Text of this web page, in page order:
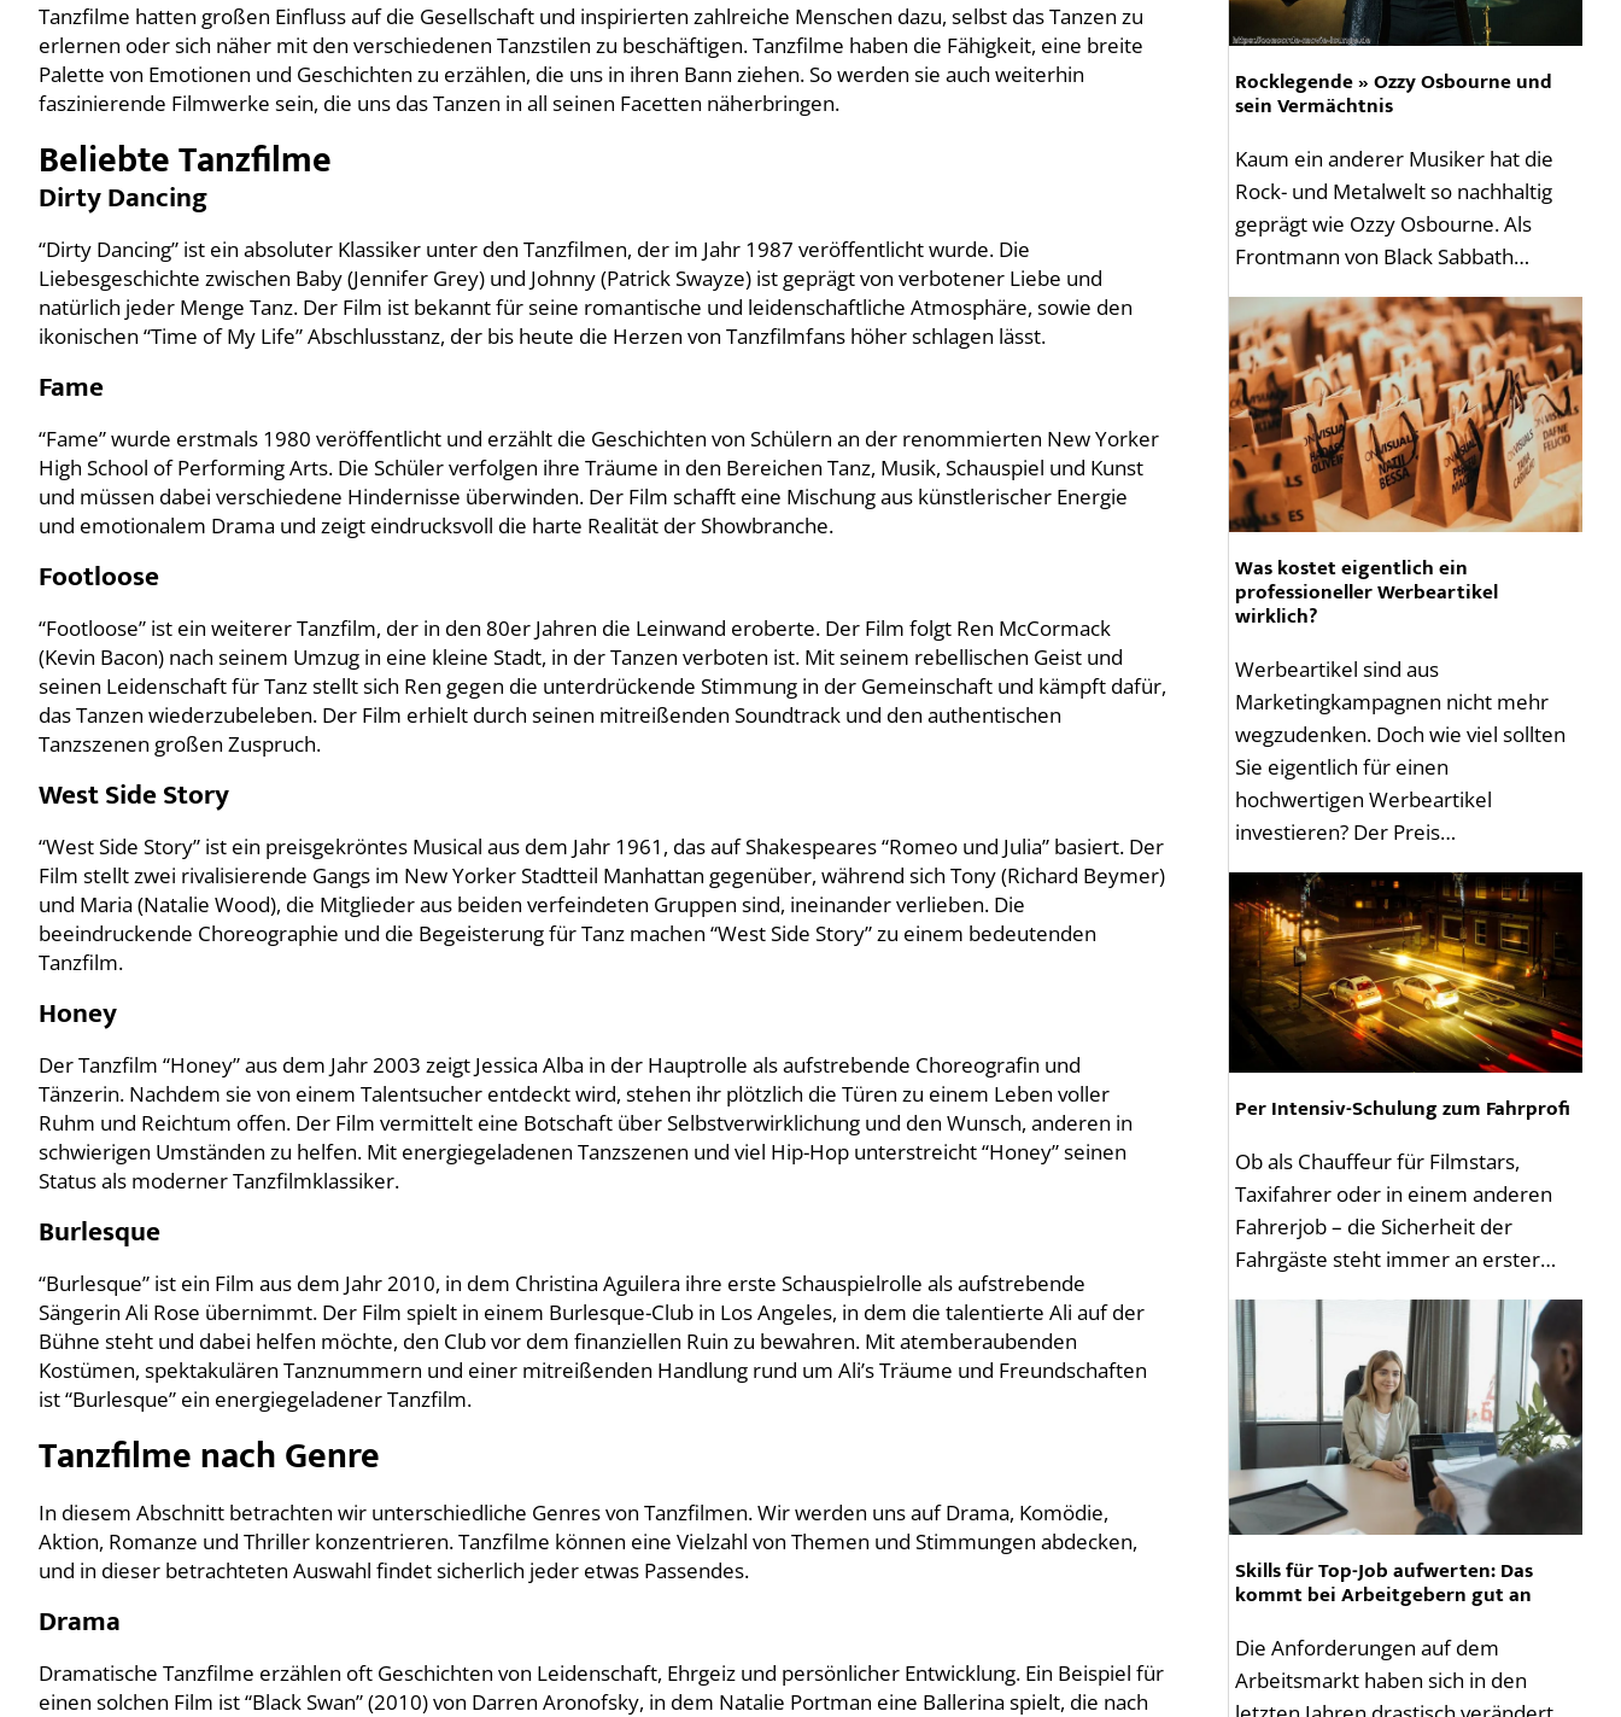
Tanzfilme hatten großen Einfluss auf die Gesellschaft und inspirierten zahlreiche Menschen dazu, selbst das Tanzen zu
erlernen oder sich näher mit den verschiedenen Tanzstilen zu beschäftigen. Tanzfilme haben die Fähigkeit, eine breite
Palette von Emotionen und Geschichten zu erzählen, die uns in ihren Bann ziehen. So werden sie auch weiterhin
faszinierende Filmwerke sein, die uns das Tanzen in all seinen Facetten näherbringen.
Beliebte Tanzfilme
Dirty Dancing
“Dirty Dancing” ist ein absoluter Klassiker unter den Tanzfilmen, der im Jahr 1987 veröffentlicht wurde. Die
Liebesgeschichte zwischen Baby (Jennifer Grey) und Johnny (Patrick Swayze) ist geprägt von verbotener Liebe und
natürlich jeder Menge Tanz. Der Film ist bekannt für seine romantische und leidenschaftliche Atmosphäre, sowie den
ikonischen “Time of My Life” Abschlusstanz, der bis heute die Herzen von Tanzfilmfans höher schlagen lässt.
Fame
“Fame” wurde erstmals 1980 veröffentlicht und erzählt die Geschichten von Schülern an der renommierten New Yorker
High School of Performing Arts. Die Schüler verfolgen ihre Träume in den Bereichen Tanz, Musik, Schauspiel und Kunst
und müssen dabei verschiedene Hindernisse überwinden. Der Film schafft eine Mischung aus künstlerischer Energie
und emotionalem Drama und zeigt eindrucksvoll die harte Realität der Showbranche.
Footloose
“Footloose” ist ein weiterer Tanzfilm, der in den 80er Jahren die Leinwand eroberte. Der Film folgt Ren McCormack
(Kevin Bacon) nach seinem Umzug in eine kleine Stadt, in der Tanzen verboten ist. Mit seinem rebellischen Geist und
seinen Leidenschaft für Tanz stellt sich Ren gegen die unterdrückende Stimmung in der Gemeinschaft und kämpft dafür,
das Tanzen wiederzubeleben. Der Film erhielt durch seinen mitreißenden Soundtrack und den authentischen
Tanzszenen großen Zuspruch.
West Side Story
“West Side Story” ist ein preisgekröntes Musical aus dem Jahr 1961, das auf Shakespeares “Romeo und Julia” basiert. Der
Film stellt zwei rivalisierende Gangs im New Yorker Stadtteil Manhattan gegenüber, während sich Tony (Richard Beymer)
und Maria (Natalie Wood), die Mitglieder aus beiden verfeindeten Gruppen sind, ineinander verlieben. Die
beeindruckende Choreographie und die Begeisterung für Tanz machen “West Side Story” zu einem bedeutenden
Tanzfilm.
Honey
Der Tanzfilm “Honey” aus dem Jahr 2003 zeigt Jessica Alba in der Hauptrolle als aufstrebende Choreografin und
Tänzerin. Nachdem sie von einem Talentsucher entdeckt wird, stehen ihr plötzlich die Türen zu einem Leben voller
Ruhm und Reichtum offen. Der Film vermittelt eine Botschaft über Selbstverwirklichung und den Wunsch, anderen in
schwierigen Umständen zu helfen. Mit energiegeladenen Tanzszenen und viel Hip-Hop unterstreicht “Honey” seinen
Status als moderner Tanzfilmklassiker.
Burlesque
“Burlesque” ist ein Film aus dem Jahr 2010, in dem Christina Aguilera ihre erste Schauspielrolle als aufstrebende
Sängerin Ali Rose übernimmt. Der Film spielt in einem Burlesque-Club in Los Angeles, in dem die talentierte Ali auf der
Bühne steht und dabei helfen möchte, den Club vor dem finanziellen Ruin zu bewahren. Mit atemberaubenden
Kostümen, spektakulären Tanznummern und einer mitreißenden Handlung rund um Ali’s Träume und Freundschaften
ist “Burlesque” ein energiegeladener Tanzfilm.
Tanzfilme nach Genre
In diesem Abschnitt betrachten wir unterschiedliche Genres von Tanzfilmen. Wir werden uns auf Drama, Komödie,
Aktion, Romanze und Thriller konzentrieren. Tanzfilme können eine Vielzahl von Themen und Stimmungen abdecken,
und in dieser betrachteten Auswahl findet sicherlich jeder etwas Passendes.
Drama
Dramatische Tanzfilme erzählen oft Geschichten von Leidenschaft, Ehrgeiz und persönlicher Entwicklung. Ein Beispiel für
einen solchen Film ist “Black Swan” (2010) von Darren Aronofsky, in dem Natalie Portman eine Ballerina spielt, die nach
Rocklegende » Ozzy Osbourne und
sein Vermächtnis
Kaum ein anderer Musiker hat die
Rock- und Metalwelt so nachhaltig
geprägt wie Ozzy Osbourne. Als
Frontmann von Black Sabbath…
Was kostet eigentlich ein
professioneller Werbeartikel
wirklich?
Werbeartikel sind aus
Marketingkampagnen nicht mehr
wegzudenken. Doch wie viel sollten
Sie eigentlich für einen
hochwertigen Werbeartikel
investieren? Der Preis…
Per Intensiv-Schulung zum Fahrprofi
Ob als Chauffeur für Filmstars,
Taxifahrer oder in einem anderen
Fahrerjob – die Sicherheit der
Fahrgäste steht immer an erster…
Skills für Top-Job aufwerten: Das
kommt bei Arbeitgebern gut an
Die Anforderungen auf dem
Arbeitsmarkt haben sich in den